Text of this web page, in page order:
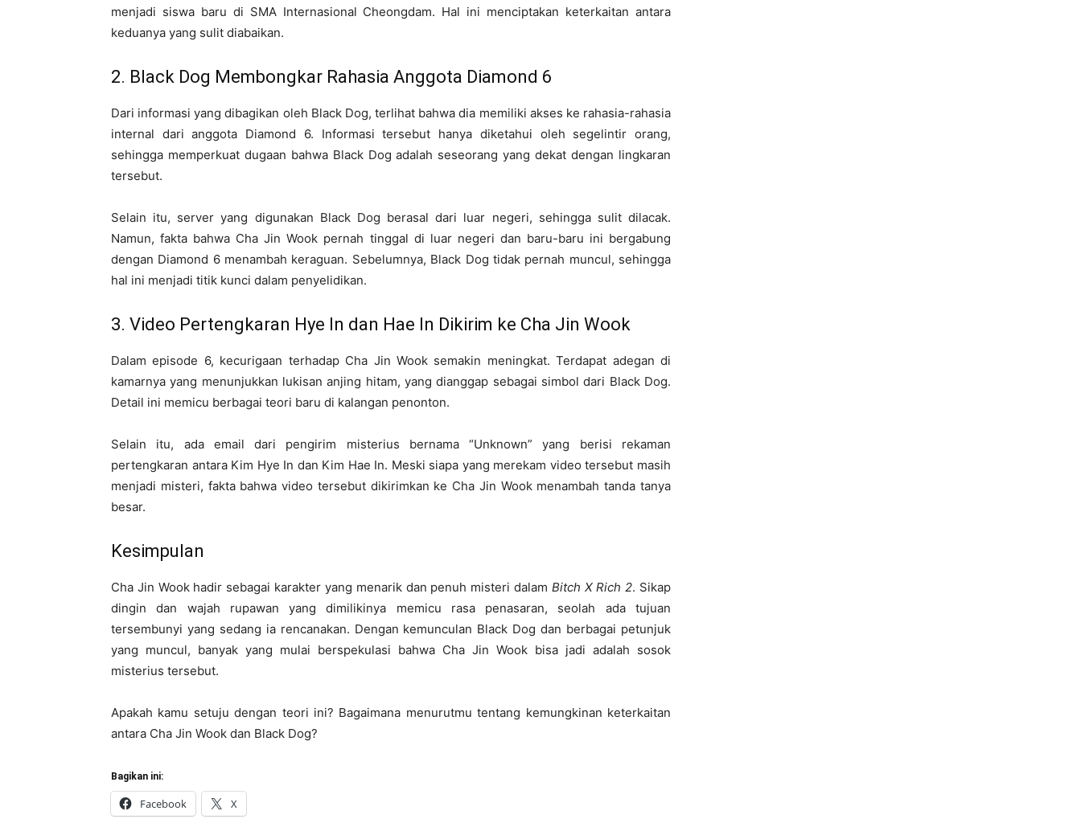
menjadi siswa baru di SMA Internasional Cheongdam. Hal ini menciptakan keterkaitan antara
keduanya yang sulit diabaikan.
2. Black Dog Membongkar Rahasia Anggota Diamond 6
Dari informasi yang dibagikan oleh Black Dog, terlihat bahwa dia memiliki akses ke rahasia-rahasia
internal dari anggota Diamond 6. Informasi tersebut hanya diketahui oleh segelintir orang,
sehingga memperkuat dugaan bahwa Black Dog adalah seseorang yang dekat dengan lingkaran
tersebut.
Selain itu, server yang digunakan Black Dog berasal dari luar negeri, sehingga sulit dilacak.
Namun, fakta bahwa Cha Jin Wook pernah tinggal di luar negeri dan baru-baru ini bergabung
dengan Diamond 6 menambah keraguan. Sebelumnya, Black Dog tidak pernah muncul, sehingga
hal ini menjadi titik kunci dalam penyelidikan.
3. Video Pertengkaran Hye In dan Hae In Dikirim ke Cha Jin Wook
Dalam episode 6, kecurigaan terhadap Cha Jin Wook semakin meningkat. Terdapat adegan di
kamarnya yang menunjukkan lukisan anjing hitam, yang dianggap sebagai simbol dari Black Dog.
Detail ini memicu berbagai teori baru di kalangan penonton.
Selain itu, ada email dari pengirim misterius bernama “Unknown” yang berisi rekaman
pertengkaran antara Kim Hye In dan Kim Hae In. Meski siapa yang merekam video tersebut masih
menjadi misteri, fakta bahwa video tersebut dikirimkan ke Cha Jin Wook menambah tanda tanya
besar.
Kesimpulan
Cha Jin Wook hadir sebagai karakter yang menarik dan penuh misteri dalam Bitch X Rich 2. Sikap
dingin dan wajah rupawan yang dimilikinya memicu rasa penasaran, seolah ada tujuan
tersembunyi yang sedang ia rencanakan. Dengan kemunculan Black Dog dan berbagai petunjuk
yang muncul, banyak yang mulai berspekulasi bahwa Cha Jin Wook bisa jadi adalah sosok
misterius tersebut.
Apakah kamu setuju dengan teori ini? Bagaimana menurutmu tentang kemungkinan keterkaitan
antara Cha Jin Wook dan Black Dog?
Bagikan ini:
Facebook X